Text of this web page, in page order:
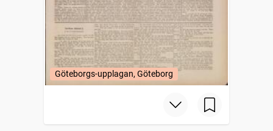
Göteborgs-upplagan, Göteborg